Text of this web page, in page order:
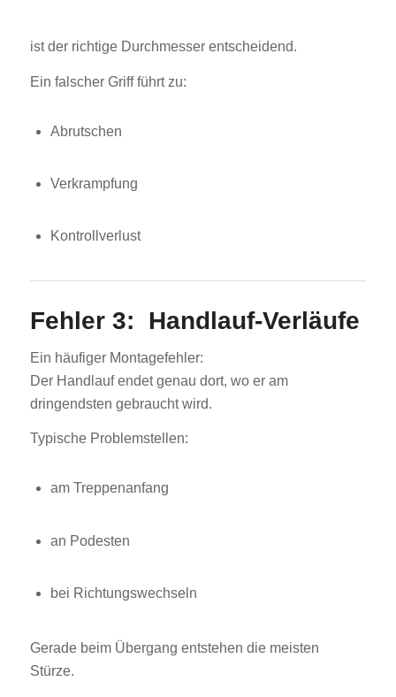
ist der richtige Durchmesser entscheidend.
Ein falscher Griff führt zu:
Abrutschen
Verkrampfung
Kontrollverlust
Fehler 3: Handlauf-Verläufe
Ein häufiger Montagefehler:
Der Handlauf endet genau dort, wo er am
dringendsten gebraucht wird.
Typische Problemstellen:
am Treppenanfang
an Podesten
bei Richtungswechseln
Gerade beim Übergang entstehen die meisten
Stürze.